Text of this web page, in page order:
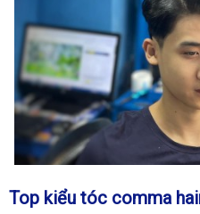
Top kiểu tóc comma